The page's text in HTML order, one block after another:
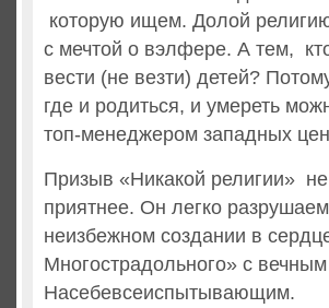
которую ищем. Долой
с мечтой о вэлфере. А тем,
вести (не везти) детей?
где и родиться, и умереть
топ-менеджером западных
Призыв «Никакой религии»
приятнее. Он легко
неизбежном создании в
Многострадольного» с
Насебевсеиспытывающим.